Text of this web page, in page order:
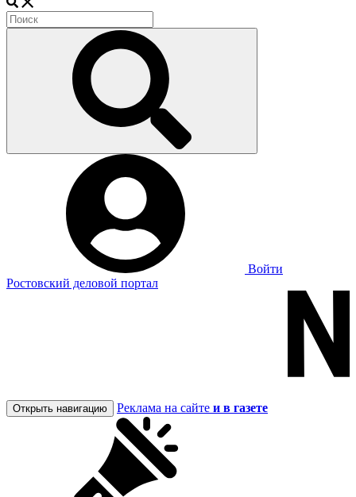
Войти
Ростовский деловой портал
Открыть навигацию Реклама на сайте и в газете